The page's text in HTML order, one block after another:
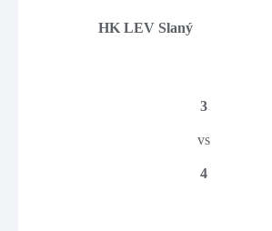
HK LEV Slaný
3
vs
4